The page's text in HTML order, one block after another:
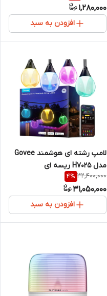
1,280,000
افزودن به سبد
لامپ رشته ای هوشمند Govee
مدل H7025 ریسه ای
32,400,000
4%
31,050,000
افزودن به سبد